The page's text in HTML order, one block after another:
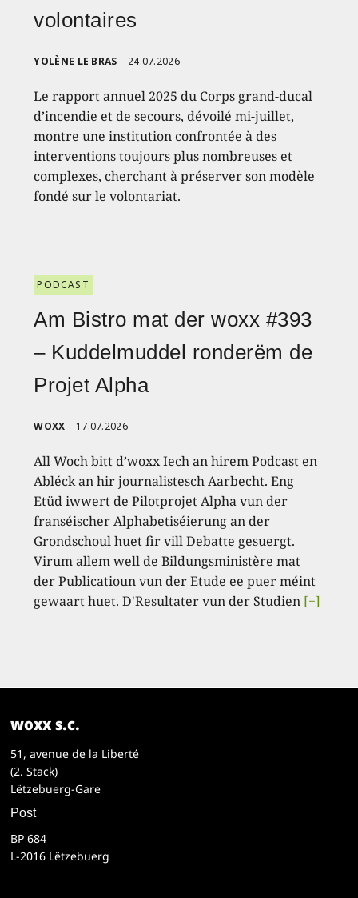
volontaires
YOLÈNE LE BRAS 24.07.2026
Le rapport annuel 2025 du Corps grand-ducal
d’incendie et de secours, dévoilé mi-juillet,
montre une institution confrontée à des
interventions toujours plus nombreuses et
complexes, cherchant à préserver son modèle
fondé sur le volontariat.
PODCAST
Am Bistro mat der woxx #393
– Kuddelmuddel ronderëm de
Projet Alpha
WOXX 17.07.2026
All Woch bitt d’woxx Iech an hirem Podcast en
Abléck an hir journalistesch Aarbecht. Eng
Etüd iwwert de Pilotprojet Alpha vun der
franséischer Alphabetiséierung an der
Grondschoul huet fir vill Debatte gesuergt.
Virum allem well de Bildungsministère mat
der Publicatioun vun der Etude ee puer méint
gewaart huet. D'Resultater vun der Studien [+]
woxx s.c.
51, avenue de la Liberté
(2. Stack)
Lëtzebuerg-Gare
Post
BP 684
L-2016 Lëtzebuerg